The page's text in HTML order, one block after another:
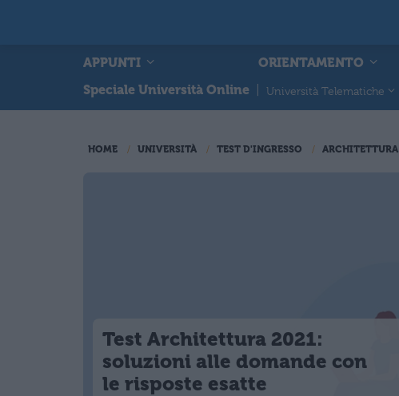
APPUNTI ORIENTAMENTO
Speciale Università Online
Università Telematiche
HOME UNIVERSITÀ TEST D'INGRESSO ARCHITETTURA
Test Architettura 2021:
soluzioni alle domande con
le risposte esatte